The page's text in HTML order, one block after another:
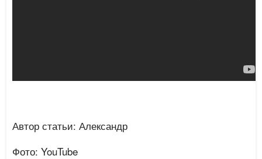
Автор статьи: Александр
Фото: YouTube